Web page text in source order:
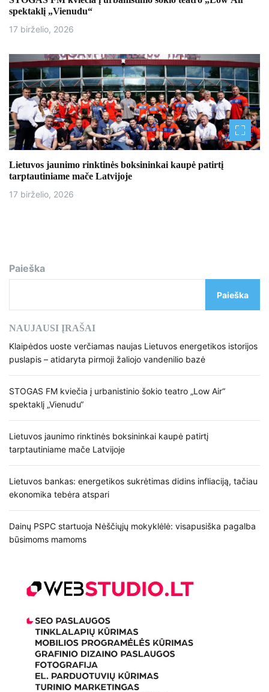
spektaklį „Vienudu“
17 birželio, 2026
Lietuvos jaunimo rinktinės boksininkai kaupė patirtį
tarptautiniame mače Latvijoje
17 birželio, 2026
Paieška
Paieška
NAUJAUSI ĮRAŠAI
Klaipėdos uoste verčiamas naujas Lietuvos energetikos istorijos
puslapis – atidaryta pirmoji žaliojo vandenilio bazė
STOGAS FM kviečia į urbanistinio šokio teatro „Low Air“
spektaklį „Vienudu“
Lietuvos jaunimo rinktinės boksininkai kaupė patirtį
tarptautiniame mače Latvijoje
Lietuvos bankas: energetikos sukrėtimas didins infliaciją, tačiau
ekonomika tebėra atspari
Dainų PSPC startuoja Nėščiųjų mokyklėlė: visapusiška pagalba
būsimoms mamoms